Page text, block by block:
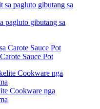
pagluto gibutang sa
Sauce Pot
Cookware nga